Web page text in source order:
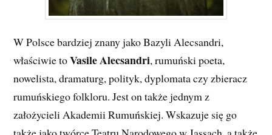
W Polsce bardziej znany jako Bazyli Alecsandri,
właściwie toVasile Alecsandri, rumuński poeta,
nowelista, dramaturg, polityk, dyplomata czy zbieracz
rumuńskiego folkloru. Jest on także jednym z
założycieli Akademii Rumuńskiej. Wskazuje się go